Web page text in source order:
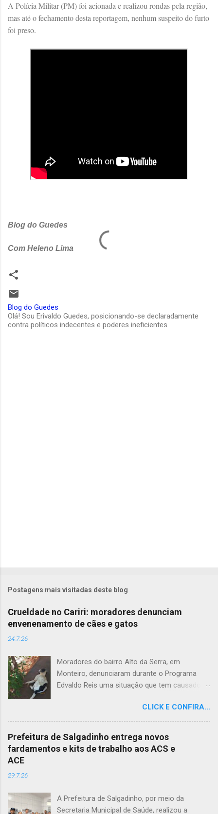
A Polícia Militar (PM) foi acionada e realizou rondas pela região,
mas até o fechamento desta reportagem, nenhum suspeito do furto
foi preso.
Blog do Guedes
Com Heleno Lima
Blog do Guedes
Olá! Sou Erivaldo Guedes, posicionando-se declaradamente
contra políticos indecentes e poderes ineficientes.
Postagens mais visitadas deste blog
Crueldade no Cariri: moradores denunciam
envenenamento de cães e gatos
24.7.26
Moradores do bairro Alto da Serra, em
Monteiro, denunciaram durante o Programa
Edvaldo Reis uma situação que tem causado
e gatos estariam sendo envenenados na
comunidade, provocando mortes marcadas
por intenso sofrimento dos animais. De acordo
com uma moradora, os casos vêm se
comoveu vizinhos e evidenciou a gravidade da
CLICK E CONFIRA...
Prefeitura de Salgadinho entrega novos
fardamentos e kits de trabalho aos ACS e
ACE
29.7.26
A Prefeitura de Salgadinho, por meio da
Secretaria Municipal de Saúde, realizou a